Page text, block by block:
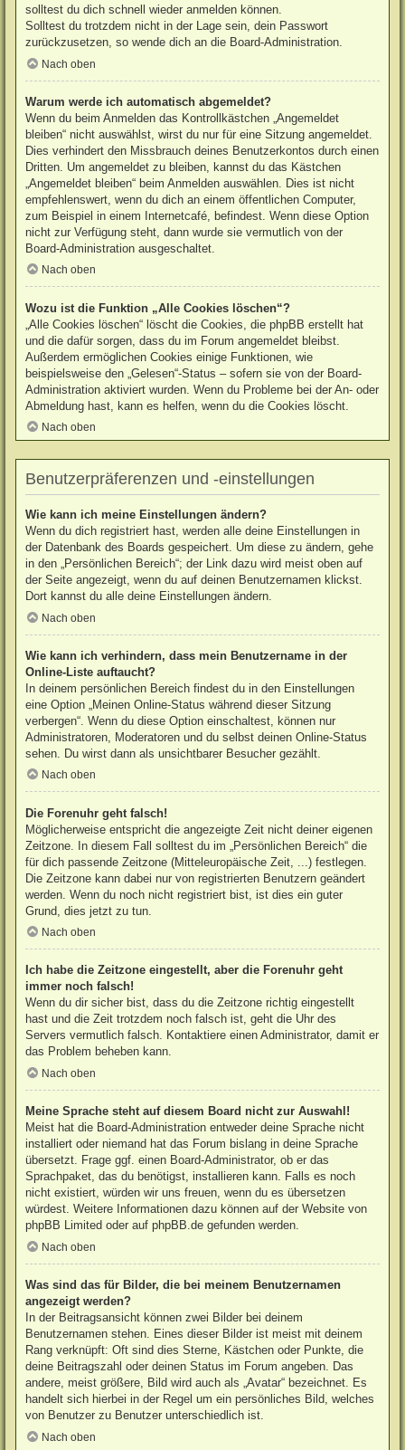
solltest du dich schnell wieder anmelden können.
Solltest du trotzdem nicht in der Lage sein, dein Passwort
zurückzusetzen, so wende dich an die Board-Administration.
Nach oben
Warum werde ich automatisch abgemeldet?
Wenn du beim Anmelden das Kontrollkästchen „Angemeldet
bleiben“ nicht auswählst, wirst du nur für eine Sitzung angemeldet.
Dies verhindert den Missbrauch deines Benutzerkontos durch einen
Dritten. Um angemeldet zu bleiben, kannst du das Kästchen
„Angemeldet bleiben“ beim Anmelden auswählen. Dies ist nicht
empfehlenswert, wenn du dich an einem öffentlichen Computer,
zum Beispiel in einem Internetcafé, befindest. Wenn diese Option
nicht zur Verfügung steht, dann wurde sie vermutlich von der
Board-Administration ausgeschaltet.
Nach oben
Wozu ist die Funktion „Alle Cookies löschen“?
„Alle Cookies löschen“ löscht die Cookies, die phpBB erstellt hat
und die dafür sorgen, dass du im Forum angemeldet bleibst.
Außerdem ermöglichen Cookies einige Funktionen, wie
beispielsweise den „Gelesen“-Status – sofern sie von der Board-
Administration aktiviert wurden. Wenn du Probleme bei der An- oder
Abmeldung hast, kann es helfen, wenn du die Cookies löscht.
Nach oben
Benutzerpräferenzen und -einstellungen
Wie kann ich meine Einstellungen ändern?
Wenn du dich registriert hast, werden alle deine Einstellungen in
der Datenbank des Boards gespeichert. Um diese zu ändern, gehe
in den „Persönlichen Bereich“; der Link dazu wird meist oben auf
der Seite angezeigt, wenn du auf deinen Benutzernamen klickst.
Dort kannst du alle deine Einstellungen ändern.
Nach oben
Wie kann ich verhindern, dass mein Benutzername in der
Online-Liste auftaucht?
In deinem persönlichen Bereich findest du in den Einstellungen
eine Option „Meinen Online-Status während dieser Sitzung
verbergen“. Wenn du diese Option einschaltest, können nur
Administratoren, Moderatoren und du selbst deinen Online-Status
sehen. Du wirst dann als unsichtbarer Besucher gezählt.
Nach oben
Die Forenuhr geht falsch!
Möglicherweise entspricht die angezeigte Zeit nicht deiner eigenen
Zeitzone. In diesem Fall solltest du im „Persönlichen Bereich“ die
für dich passende Zeitzone (Mitteleuropäische Zeit, ...) festlegen.
Die Zeitzone kann dabei nur von registrierten Benutzern geändert
werden. Wenn du noch nicht registriert bist, ist dies ein guter
Grund, dies jetzt zu tun.
Nach oben
Ich habe die Zeitzone eingestellt, aber die Forenuhr geht
immer noch falsch!
Wenn du dir sicher bist, dass du die Zeitzone richtig eingestellt
hast und die Zeit trotzdem noch falsch ist, geht die Uhr des
Servers vermutlich falsch. Kontaktiere einen Administrator, damit er
das Problem beheben kann.
Nach oben
Meine Sprache steht auf diesem Board nicht zur Auswahl!
Meist hat die Board-Administration entweder deine Sprache nicht
installiert oder niemand hat das Forum bislang in deine Sprache
übersetzt. Frage ggf. einen Board-Administrator, ob er das
Sprachpaket, das du benötigst, installieren kann. Falls es noch
nicht existiert, würden wir uns freuen, wenn du es übersetzen
würdest. Weitere Informationen dazu können auf der Website von
phpBB Limited oder aufphpBB.de gefunden werden.
Nach oben
Was sind das für Bilder, die bei meinem Benutzernamen
angezeigt werden?
In der Beitragsansicht können zwei Bilder bei deinem
Benutzernamen stehen. Eines dieser Bilder ist meist mit deinem
Rang verknüpft: Oft sind dies Sterne, Kästchen oder Punkte, die
deine Beitragszahl oder deinen Status im Forum angeben. Das
andere, meist größere, Bild wird auch als „Avatar“ bezeichnet. Es
handelt sich hierbei in der Regel um ein persönliches Bild, welches
von Benutzer zu Benutzer unterschiedlich ist.
Nach oben